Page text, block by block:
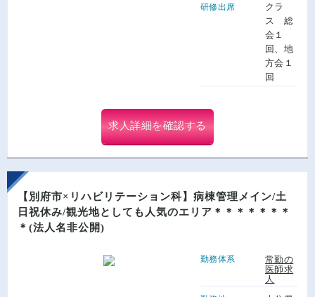
研修出席
クラ
ス 総
会１
回、地
方会１
回
求人詳細を確認する
【別府市×リハビリテーション科】病棟管理メイン/土
日祝休み/観光地としても人気のエリア＊＊＊＊＊＊＊
＊(法人名非公開)
勤務体系
常勤の
医師求
人